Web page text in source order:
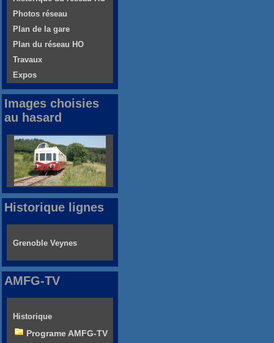
Photos réseau
Plan de la gare
Plan du réseau HO
Travaux
Expos
Images choisies
au hasard
Historique lignes
Grenoble Veynes
AMFG-TV
Historique
Programe AMFG-TV